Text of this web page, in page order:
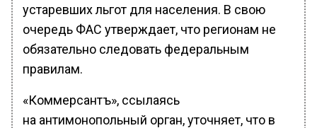
устаревших льгот для населения. В свою
очередь ФАС утверждает, что регионам не
обязательно следовать федеральным
правилам.
«Коммерсантъ», ссылаясь
на антимонопольный орган, уточняет, что в